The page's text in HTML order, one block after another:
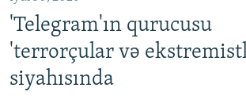
'Telegram'ın qurucusu
'terrorçular və
siyahısında